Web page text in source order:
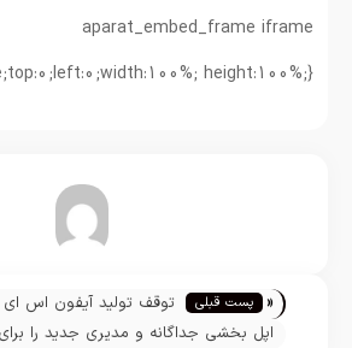
aparat_embed_frame iframe
height:100%;}
تیم تحریریه « پست قبلی
توقف تولید آیفون اس ای
اپل بخشی جداگانه و مدیری جدید را برای